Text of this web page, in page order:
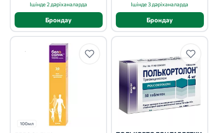
Ішінде 2 дәріханаларда
Брондау
Ішінде 3 дәріханаларда
Брондау
100мл